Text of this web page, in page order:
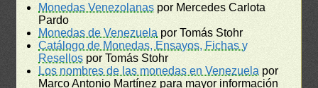
Monedas Venezolanas por Mercedes Carlota
Pardo
Monedas de Venezuela por Tomás Stohr
Catálogo de Monedas, Ensayos, Fichas y
Resellos por Tomás Stohr
Los nombres de las monedas en Venezuela por
Marco Antonio Martínez para mayor información